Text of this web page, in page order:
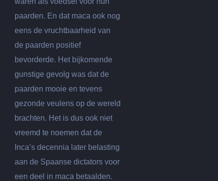
paarden. En dat maca ook nog
eens de vruchtbaarheid van
de paarden positief
bevorderde. Het bijkomende
gunstige gevolg was dat de
paarden mooie en tevens
gezonde veulens op de wereld
brachten. Het is dus ook niet
vreemd te noemen dat de
Inca’s decennia later belasting
aan de Spaanse dictators voor
een deel in maca betaalden.